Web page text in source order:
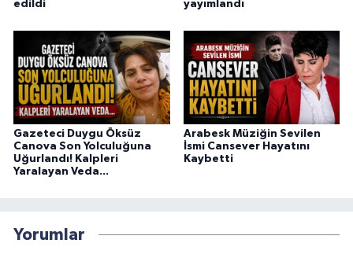
edildi yayımlandı
Gazeteci Duygu Öksüz
Canova Son Yolculuğuna
Uğurlandı! Kalpleri
Yaralayan Veda...
Arabesk Müziğin Sevilen
İsmi Cansever Hayatını
Kaybetti
Yorumlar